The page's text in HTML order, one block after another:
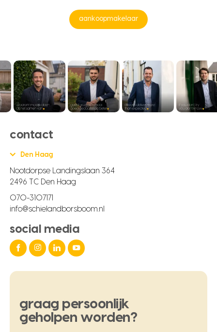
aankoopmakelaar
contact
Den Haag
Nootdorpse Landingslaan 364
2496 TC Den Haag
070-3107171
info@schielandborsboom.nl
social media
graag persoonlijk
geholpen worden?